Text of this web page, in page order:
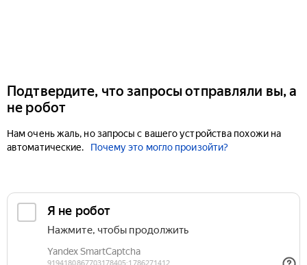
Подтвердите, что запросы отправляли вы, а
не робот
Нам очень жаль, но запросы с вашего устройства похожи на
автоматические.
Почему это могло произойти?